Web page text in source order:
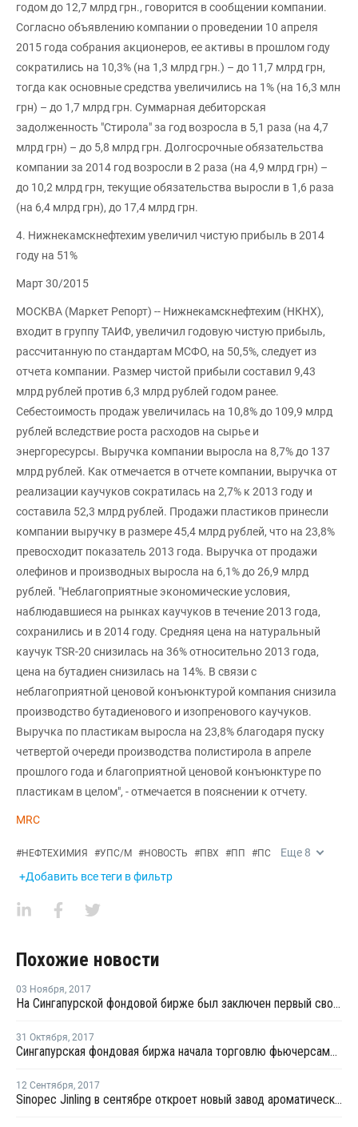
годом до 12,7 млрд грн., говорится в сообщении компании.
Согласно объявлению компании о проведении 10 апреля
2015 года собрания акционеров, ее активы в прошлом году
сократились на 10,3% (на 1,3 млрд грн.) – до 11,7 млрд грн,
тогда как основные средства увеличились на 1% (на 16,3 млн
грн) – до 1,7 млрд грн. Суммарная дебиторская
задолженность "Стирола" за год возросла в 5,1 раза (на 4,7
млрд грн) – до 5,8 млрд грн. Долгосрочные обязательства
компании за 2014 год возросли в 2 раза (на 4,9 млрд грн) –
до 10,2 млрд грн, текущие обязательства выросли в 1,6 раза
(на 6,4 млрд грн), до 17,4 млрд грн.
4. Нижнекамскнефтехим увеличил чистую прибыль в 2014
году на 51%
Март 30/2015
МОСКВА (Маркет Репорт) -- Нижнекамскнефтехим (НКНХ),
входит в группу ТАИФ, увеличил годовую чистую прибыль,
рассчитанную по стандартам МСФО, на 50,5%, следует из
отчета компании. Размер чистой прибыли составил 9,43
млрд рублей против 6,3 млрд рублей годом ранее.
Себестоимость продаж увеличилась на 10,8% до 109,9 млрд
рублей вследствие роста расходов на сырье и
энергоресурсы. Выручка компании выросла на 8,7% до 137
млрд рублей. Как отмечается в отчете компании, выручка от
реализации каучуков сократилась на 2,7% к 2013 году и
составила 52,3 млрд рублей. Продажи пластиков принесли
компании выручку в размере 45,4 млрд рублей, что на 23,8%
превосходит показатель 2013 года. Выручка от продажи
олефинов и производных выросла на 6,1% до 26,9 млрд
рублей. "Неблагоприятные экономические условия,
наблюдавшиеся на рынках каучуков в течение 2013 года,
сохранились и в 2014 году. Средняя цена на натуральный
каучук TSR-20 снизилась на 36% относительно 2013 года,
цена на бутадиен снизилась на 14%. В связи с
неблагоприятной ценовой конъюнктурой компания снизила
производство бутадиенового и изопренового каучуков.
Выручка по пластикам выросла на 23,8% благодаря пуску
четвертой очереди производства полистирола в апреле
прошлого года и благоприятной ценовой конъюнктуре по
пластикам в целом", - отмечается в пояснении к отчету.
MRC
#НЕФТЕХИМИЯ #УПС/М #НОВОСТЬ #ПВХ #ПП #ПС Еще 8
+Добавить все теги в фильтр
Похожие новости
03 Ноября, 2017
На Сингапурской фондовой бирже был заключен первый своповый контракт на отгрузку стирола
31 Октября, 2017
Сингапурская фондовая биржа начала торговлю фьючерсами стирола и МЭГ
12 Сентября, 2017
Sinopec Jinling в сентябре откроет новый завод ароматических веществ в Китае